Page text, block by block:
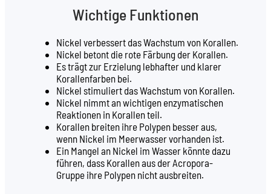
Wichtige Funktionen
Nickel verbessert das Wachstum von Korallen.
Nickel betont die rote Färbung der Korallen.
Es trägt zur Erzielung lebhafter und klarer
Korallenfarben bei.
Nickel stimuliert das Wachstum von Korallen.
Nickel nimmt an wichtigen enzymatischen
Reaktionen in Korallen teil.
Korallen breiten ihre Polypen besser aus,
wenn Nickel im Meerwasser vorhanden ist.
Ein Mangel an Nickel im Wasser könnte dazu
führen, dass Korallen aus der Acropora-
Gruppe ihre Polypen nicht ausbreiten.